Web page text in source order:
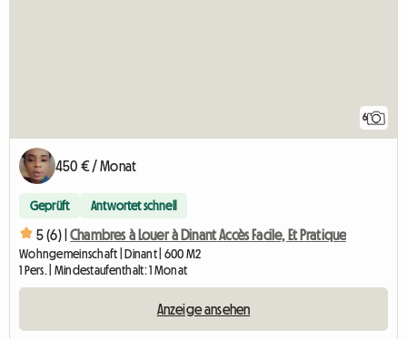
6
450 € / Monat
Geprüft Antwortet schnell
5 (6) | Chambres à Louer à Dinant Accès Facile, Et Pratique
Wohngemeinschaft | Dinant | 600 M2
1 Pers. | Mindestaufenthalt: 1 Monat
Anzeige ansehen